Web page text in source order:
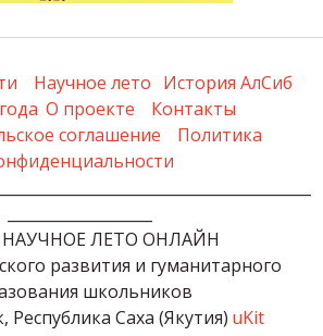
Научное лето История АлСиб
О проекте
Контакты
соглашение
Политика
НАУЧНОЕ ЛЕТО ОНЛАЙН
школьников
Республика Саха (Якутия) uKit